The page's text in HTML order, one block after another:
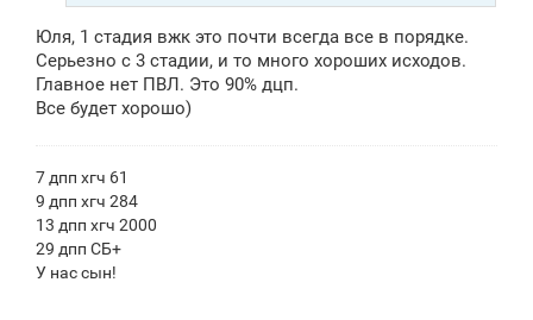
Юля, 1 стадия вжк это почти всегда все в порядке.
Серьезно с 3 стадии, и то много хороших исходов.
Главное нет ПВЛ. Это 90% дцп.
Все будет хорошо)
7 дпп хгч 61
9 дпп хгч 284
13 дпп хгч 2000
29 дпп СБ+
У нас сын!